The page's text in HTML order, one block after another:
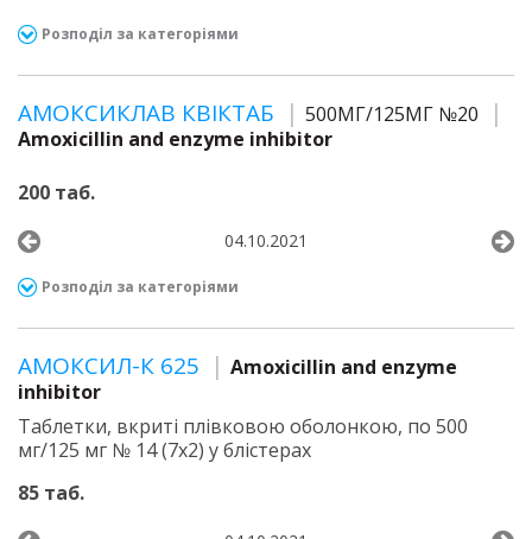
Розподіл за категоріями
АМОКСИКЛАВ КВІКТАБ
500МГ/125МГ №20
Amoxicillin and enzyme inhibitor
200 таб.
04.10.2021
Розподіл за категоріями
АМОКСИЛ-К 625
Amoxicillin and enzyme
inhibitor
Таблетки, вкриті плівковою оболонкою, по 500
мг/125 мг № 14 (7х2) у блістерах
85 таб.